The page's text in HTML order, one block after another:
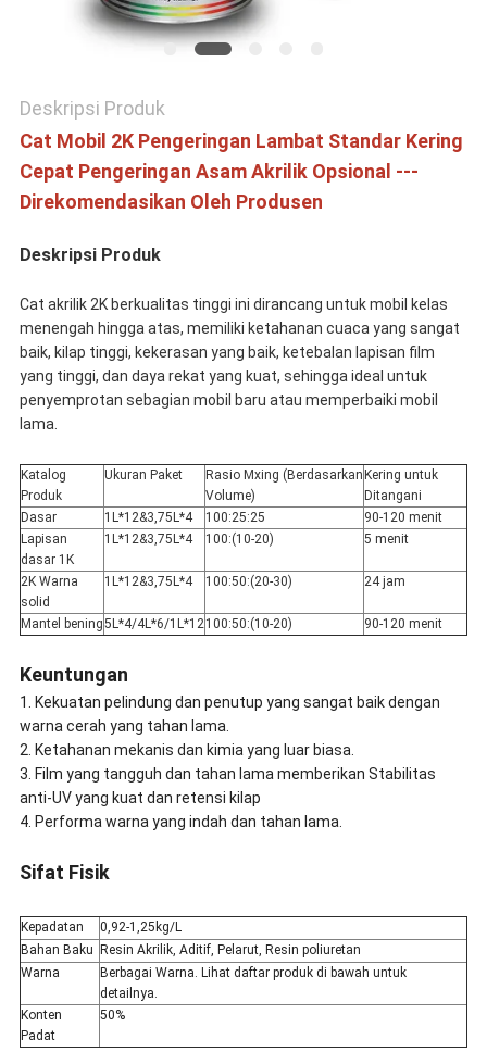
Deskripsi Produk
Cat Mobil 2K Pengeringan Lambat Standar Kering
Cepat Pengeringan Asam Akrilik Opsional ---
Direkomendasikan Oleh Produsen
Deskripsi Produk
Cat akrilik 2K berkualitas tinggi ini dirancang untuk mobil kelas
menengah hingga atas, memiliki ketahanan cuaca yang sangat
baik, kilap tinggi, kekerasan yang baik, ketebalan lapisan film
yang tinggi, dan daya rekat yang kuat, sehingga ideal untuk
penyemprotan sebagian mobil baru atau memperbaiki mobil
lama.
Katalog
Produk
Ukuran Paket
Rasio Mxing (Berdasarkan
Volume)
Kering untuk
Ditangani
Dasar
1L*12&3,75L*4 100:25:25
90-120 menit
Lapisan
dasar 1K
1L*12&3,75L*4 100:(10-20) 5 menit
2K Warna
solid
1L*12&3,75L*4 100:50:(20-30) 24 jam
Mantel bening5L*4/4L*6/1L*12100:50:(10-20) 90-120 menit
Keuntungan
1. Kekuatan pelindung dan penutup yang sangat baik dengan
warna cerah yang tahan lama.
2. Ketahanan mekanis dan kimia yang luar biasa.
3. Film yang tangguh dan tahan lama memberikan Stabilitas
anti-UV yang kuat dan retensi kilap
4. Performa warna yang indah dan tahan lama.
Sifat Fisik
Kepadatan
0,92-1,25kg/L
Bahan Baku
Resin Akrilik, Aditif, Pelarut, Resin poliuretan
Warna
Berbagai Warna. Lihat daftar produk di bawah untuk
detailnya.
Konten
Padat
50%